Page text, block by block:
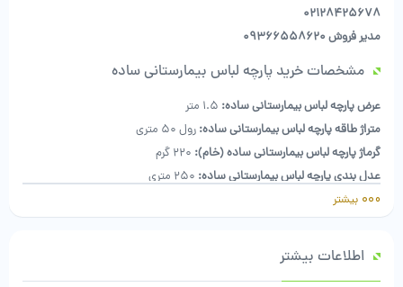
02128425678
مدیر فروش 09366558620
مشخصات خرید پارچه لباس بیمارستانی ساده
عرض پارچه لباس بیمارستانی ساده:
متراژ طاقه پارچه لباس بیمارستانی ساده: رول 50 متری
گرماژ پارچه لباس بیمارستانی ساده (خام):
عدل بندی پارچه لباس بیمارستانی ساده:
انواع پارچه لباس بیمارستانی ساده:
بهترین کیفیت
بیشتر
اطلاعات بیشتر